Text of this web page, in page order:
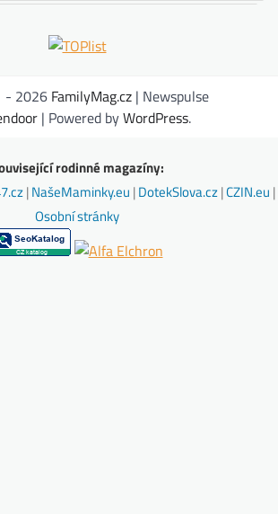
- 2026 FamilyMag.cz | Newspulse
| Powered byWordPress.
rodinné magazíny:
|NašeMaminky.eu |DotekSlova.cz|CZIN.eu |
Osobní stránky